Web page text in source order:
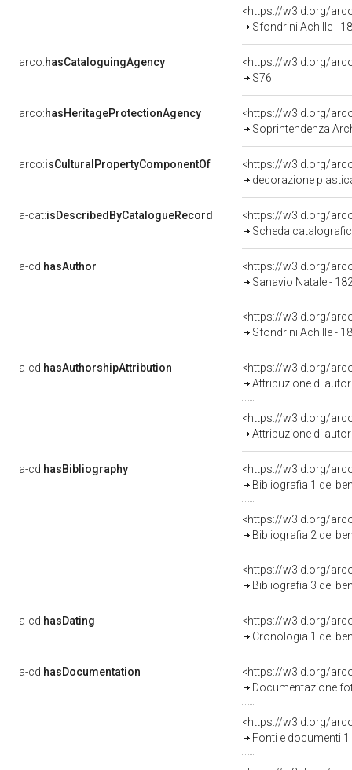
<https://w3id.org/
Sfondrini Achille -
arco:hasCataloguingAgency
<https://w3id.org/
S76
arco:hasHeritageProtectionAgency
<https://w3id.org/
Soprintendenza
arco:isCulturalPropertyComponentOf
<https://w3id.org/
decorazione
a-cat:isDescribedByCatalogueRecord
<https://w3id.org/
Scheda
a-cd:hasAuthor
<https://w3id.org/
Sanavio Natale -
<https://w3id.org/
Sfondrini Achille -
a-cd:hasAuthorshipAttribution
<https://w3id.org/
Attribuzione di
<https://w3id.org/
Attribuzione di
a-cd:hasBibliography
<https://w3id.org/
Bibliografia 1 del
<https://w3id.org/
Bibliografia 2 del
<https://w3id.org/
Bibliografia 3 del
a-cd:hasDating
<https://w3id.org/
Cronologia 1 del
a-cd:hasDocumentation
Documentazione
<https://w3id.org/
Fonti e documenti